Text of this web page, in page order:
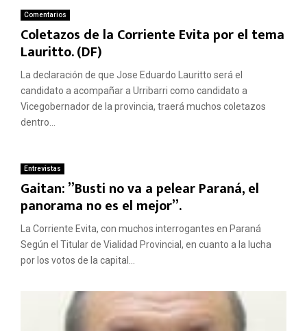
Comentarios
Coletazos de la Corriente Evita por el tema
Lauritto. (DF)
La declaración de que Jose Eduardo Lauritto será el
candidato a acompañar a Urribarri como candidato a
Vicegobernador de la provincia, traerá muchos coletazos
dentro...
Entrevistas
Gaitan: ”Busti no va a pelear Paraná, el
panorama no es el mejor”.
La Corriente Evita, con muchos interrogantes en Paraná
Según el Titular de Vialidad Provincial, en cuanto a la lucha
por los votos de la capital...